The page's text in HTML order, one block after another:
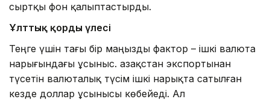
сыртқы фон қалыптастырды.
Ұлттық қордың үлесі
Теңге үшін тағы бір маңызды фактор – ішкі валюта
нарығындағы ұсыныс. Қазақстан экспортынан
түсетін валюталық түсім ішкі нарықта сатылған
кезде доллар ұсынысы көбейеді. Ал